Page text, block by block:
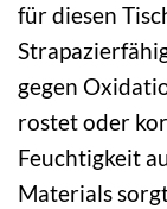
für diesen
gegen
rostet oder
Feuchtigkeit
Materials